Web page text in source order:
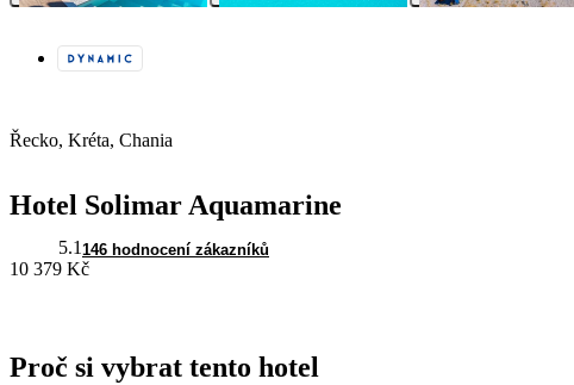
Řecko, Kréta, Chania
Hotel Solimar Aquamarine
5.1 146 hodnocení zákazníků
10 379 Kč
Proč si vybrat tento hotel